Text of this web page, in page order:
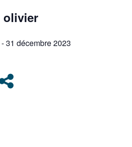
olivier
-31 décembre 2023